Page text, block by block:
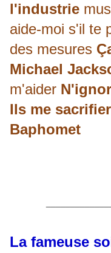
l'industrie
aide-moi s'il te
des mesures
Michael
m'aider
Ils me
Baphomet
La fameuse